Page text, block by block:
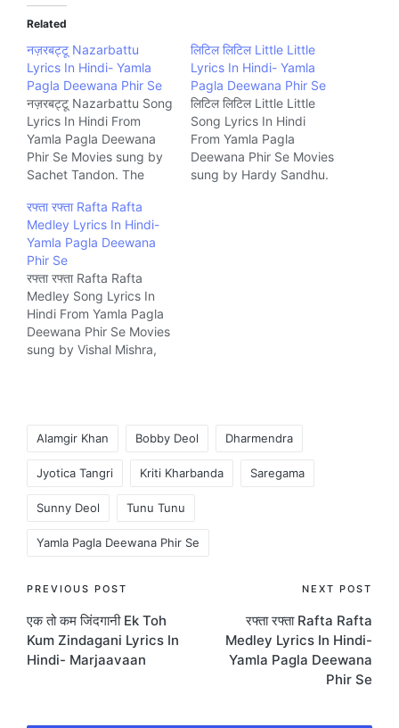
Related
नज़रबट्टू Nazarbattu
Lyrics In Hindi- Yamla
Pagla Deewana Phir Se
नज़रबट्टू Nazarbattu Song
Lyrics In Hindi From
Yamla Pagla Deewana
Phir Se Movies sung by
Sachet Tandon. The
Rishi and composed by
Sachet-Parampara.
Music company
Saregama.
लिटिल लिटिल Little Little
Lyrics In Hindi- Yamla
Pagla Deewana Phir Se
लिटिल लिटिल Little Little
Song Lyrics In Hindi
From Yamla Pagla
Deewana Phir Se Movies
sung by Hardy Sandhu.
रफ्ता रफ्ता Rafta Rafta
Medley Lyrics In Hindi-
Yamla Pagla Deewana
Phir Se
रफ्ता रफ्ता Rafta Rafta
Medley Song Lyrics In
Hindi From Yamla Pagla
Deewana Phir Se Movies
sung by Vishal Mishra,
Salman Khan, Sonakshi
written by Pulkit Rishi,
Soldierz and composed
Alamgir Khan Bobby Deol Dharmendra
Jyotica Tangri Kriti Kharbanda Saregama
Sunny Deol Tunu Tunu
Yamla Pagla Deewana Phir Se
Post
navigation
PREVIOUS POST
एक तो कम जिंदगानी Ek Toh
Kum Zindagani Lyrics In
Hindi- Marjaavaan
NEXT POST
रफ्ता रफ्ता Rafta Rafta
Medley Lyrics In Hindi-
Yamla Pagla Deewana
Phir Se